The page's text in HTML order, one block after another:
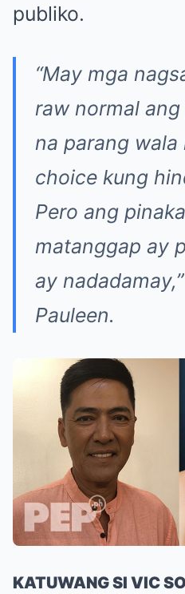
publiko.
“May mga
raw normal
na parang wala
choice kung
Pero ang
matanggap ay
ay nadadamay,”
Pauleen.
KATUWANG SI VIC